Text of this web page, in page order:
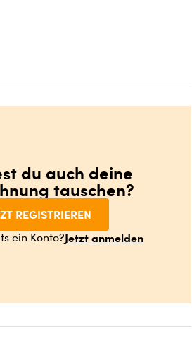
du auch deine
tauschen?
REGISTRIEREN
ein Konto?Jetzt anmelden